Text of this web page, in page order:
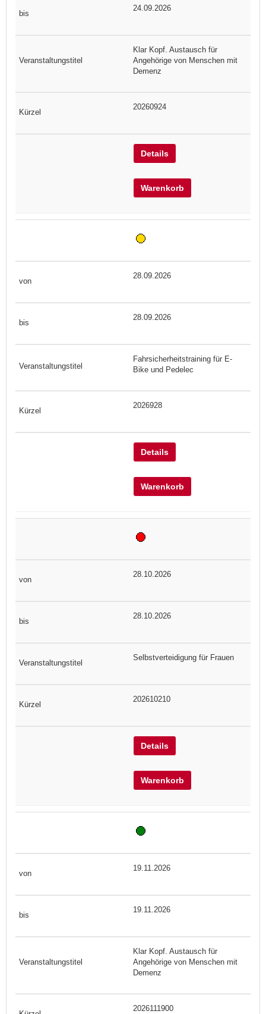
24.09.2026
Klar Kopf. Austausch für
Angehörige von Menschen mit
Demenz
20260924
Details
Warenkorb
28.09.2026
28.09.2026
Fahrsicherheitstraining für E-
Bike und Pedelec
2026928
Details
Warenkorb
28.10.2026
28.10.2026
Selbstverteidigung für Frauen
202610210
Details
Warenkorb
19.11.2026
19.11.2026
Klar Kopf. Austausch für
Angehörige von Menschen mit
Demenz
2026111900